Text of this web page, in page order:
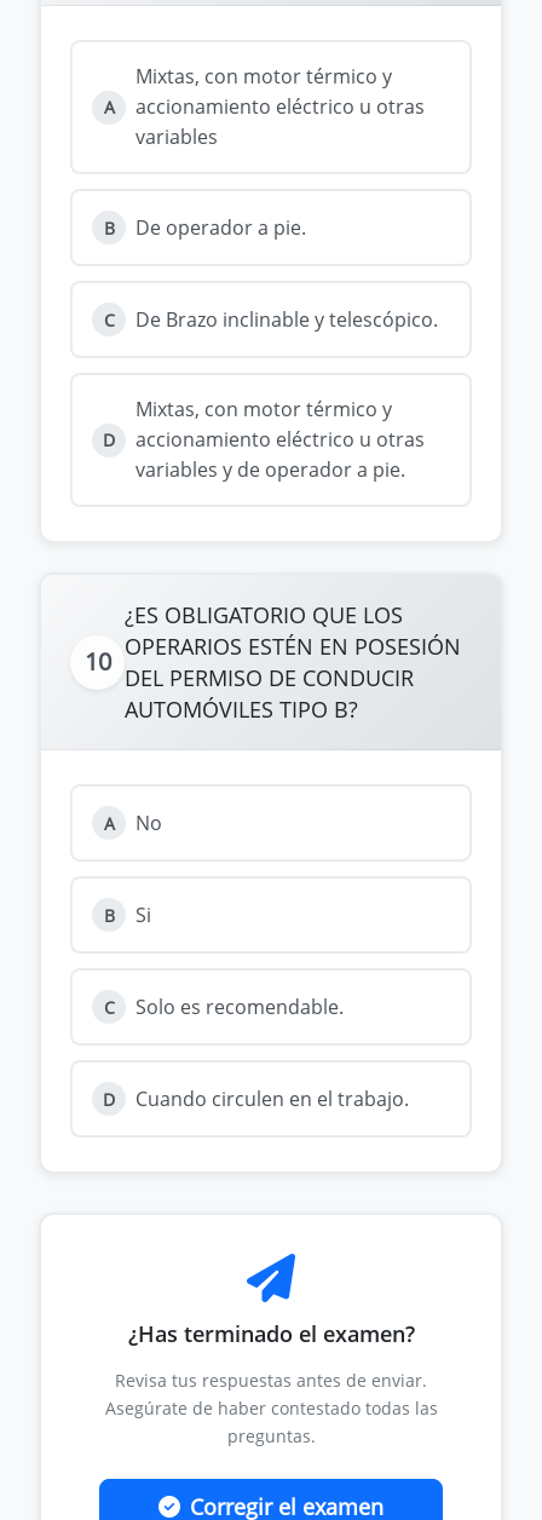
A
Mixtas, con motor térmico y
accionamiento eléctrico u otras
variables
B De operador a pie.
C De Brazo inclinable y telescópico.
D
Mixtas, con motor térmico y
accionamiento eléctrico u otras
variables y de operador a pie.
10
¿ES OBLIGATORIO QUE LOS
OPERARIOS ESTÉN EN POSESIÓN
DEL PERMISO DE CONDUCIR
AUTOMÓVILES TIPO B?
A No
B Si
C Solo es recomendable.
D Cuando circulen en el trabajo.
¿Has terminado el examen?
Revisa tus respuestas antes de enviar.
Asegúrate de haber contestado todas las
preguntas.
Corregir el examen